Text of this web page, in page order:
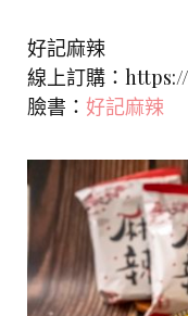
好記麻辣
線上訂購：
臉書： 好記麻辣